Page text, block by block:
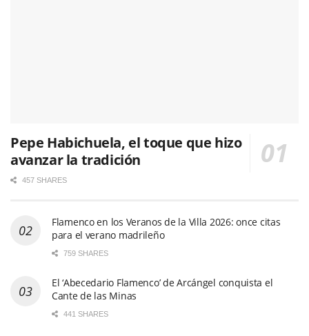
Pepe Habichuela, el toque que hizo
avanzar la tradición
457 SHARES
Flamenco en los Veranos de la Villa 2026: once citas
para el verano madrileño
759 SHARES
El ‘Abecedario Flamenco’ de Arcángel conquista el
Cante de las Minas
441 SHARES